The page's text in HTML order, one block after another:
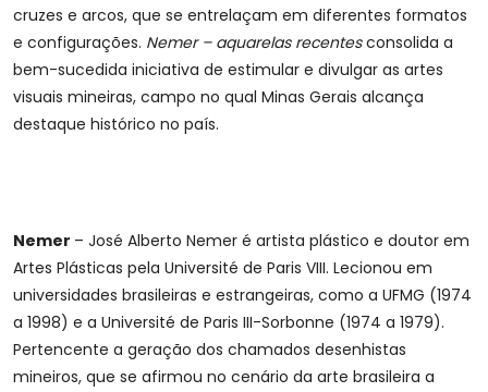
cruzes e arcos, que se entrelaçam em diferentes formatos
e configurações. Nemer – aquarelas recentesconsolida a
bem-sucedida iniciativa de estimular e divulgar as artes
visuais mineiras, campo no qual Minas Gerais alcança
destaque histórico no país.
Nemer – José Alberto Nemer é artista plástico e doutor em
Artes Plásticas pela Université de Paris VIII. Lecionou em
universidades brasileiras e estrangeiras, como a UFMG (1974
a 1998) e a Université de Paris III-Sorbonne (1974 a 1979).
Pertencente a geração dos chamados desenhistas
mineiros, que se afirmou no cenário da arte brasileira a